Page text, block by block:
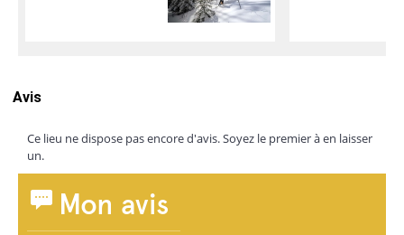
Avis
Ce lieu ne dispose pas encore d'avis. Soyez le premier à en laisser
un.
Mon avis